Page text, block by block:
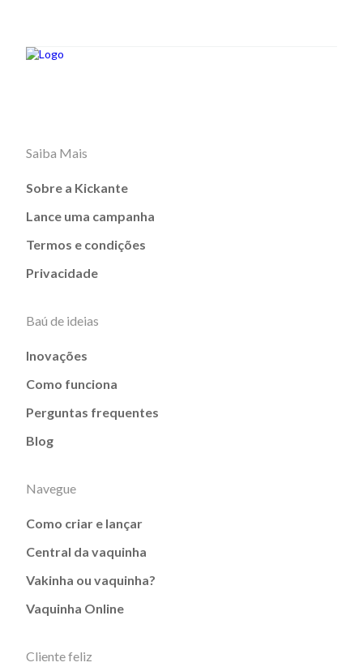
Saiba Mais
Sobre a Kickante
Lance uma campanha
Termos e condições
Privacidade
Baú de ideias
Inovações
Como funciona
Perguntas frequentes
Blog
Navegue
Como criar e lançar
Central da vaquinha
Vakinha ou vaquinha?
Vaquinha Online
Cliente feliz